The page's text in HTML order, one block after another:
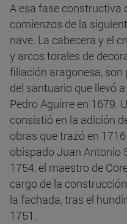
A esa fase constructiva
comienzos de la
nave. La cabecera y el
y arcos torales de
filiación aragonesa,
del santuario que llevó
Pedro Aguirre en 1679.
consistió en la adición
obras que trazó en
obispado Juan Antonio
1754, el maestro de
cargo de la
la fachada, tras el
1751.